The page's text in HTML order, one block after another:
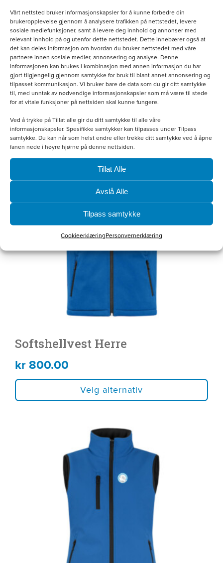
Vårt nettsted bruker informasjonskapsler for å kunne forbedre din
brukeropplevelse gjennom å analysere trafikken på nettstedet, levere
sosiale mediefunksjoner, samt å levere deg innhold og annonser med
relevant innhold på og utenfor dette nettstedet. Dette innebærer også at
det kan deles informasjon om hvordan du bruker nettstedet med våre
partnere innen sosiale medier, annonsering og analyse. Denne
informasjonen kan brukes i kombinasjon med annen informasjon du har
gjort tilgjengelig gjennom samtykke for bruk til blant annet annonsering og
tilpasset kommunikasjon. Vi bruker bare de data som du gir ditt samtykke
til, med unntak av nødvendige informasjonskapsler som må være til stede
for at vitale funksjoner på nettsiden skal kunne fungere.
Ved å trykke på Tillat alle gir du ditt samtykke til alle våre
informasjonskapsler. Spesifikke samtykker kan tilpasses under Tilpass
samtykke. Du kan når som helst endre eller trekke ditt samtykke ved å åpne
fanen nede i høyre hjørne på denne nettsiden.
Tillat Alle
Avslå Alle
Tilpass samtykke
CookieerklæringPersonvernerklæring
Vanntett pose
kr150.00
Legg i handlekurv
Softshellvest Herre
kr800.00
Velg alternativ
Dette
produktet
varianter.
velges
produktsiden
Alternativene